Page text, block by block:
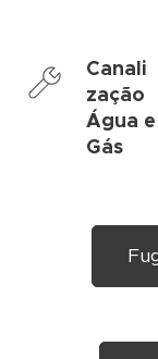
Canali
zação
Água e
Gás